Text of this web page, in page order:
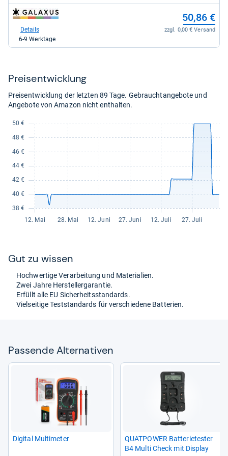
66,18
kaufen.
50,22
kaufen.
zum
Shop:
galaxus
50,86 €
zzgl. 0,00 € Versand
Details
6-9 Werktage
Preis­ent­wick­lung
Preisentwicklung der letzten 89 Tage. Gebrauchtangebote und
Angebote von Amazon nicht enthalten.
Gut zu wis­sen
Hoch­wer­tige Ver­ar­bei­tung und Mate­ria­lien.
Zwei Jahre Her­steller­ga­ran­tie.
Erfüllt alle EU Sicher­heits­stan­dards.
Viel­sei­tige Test­stan­dards für ver­schie­dene Bat­te­rien.
Pas­sende Alter­na­ti­ven
Digi­tal Mul­ti­me­ter
QUAT­POWER Bat­te­rie­tes­ter
B4 Multi Check mit Dis­play